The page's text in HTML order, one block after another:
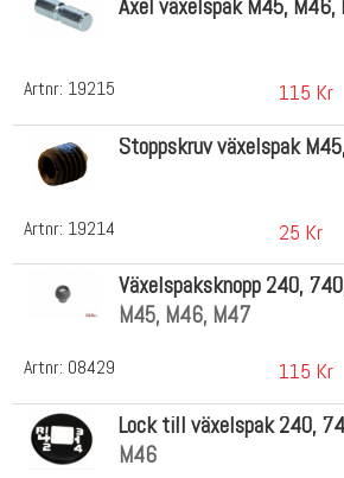
Artnr: 19215
Axel växelspak M45, M46,
115 Kr
Artnr: 19214
Stoppskruv växelspak
25 Kr
Artnr: 08429
Växelspaksknopp 240,
M45, M46, M47
115 Kr
Lock till växelspak 240,
M46